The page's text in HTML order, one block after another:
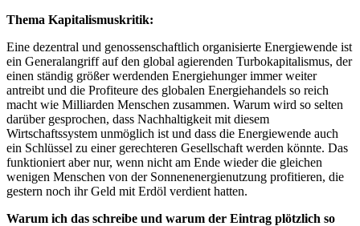
Thema Kapitalismuskritik:
Eine dezentral und genossenschaftlich organisierte Energiewende ist
ein Generalangriff auf den global agierenden Turbokapitalismus, der
einen ständig größer werdenden Energiehunger immer weiter
antreibt und die Profiteure des globalen Energiehandels so reich
macht wie Milliarden Menschen zusammen. Warum wird so selten
darüber gesprochen, dass Nachhaltigkeit mit diesem
Wirtschaftssystem unmöglich ist und dass die Energiewende auch
ein Schlüssel zu einer gerechteren Gesellschaft werden könnte. Das
funktioniert aber nur, wenn nicht am Ende wieder die gleichen
wenigen Menschen von der Sonnenenergienutzung profitieren, die
gestern noch ihr Geld mit Erdöl verdient hatten.
Warum ich das schreibe und warum der Eintrag plötzlich so